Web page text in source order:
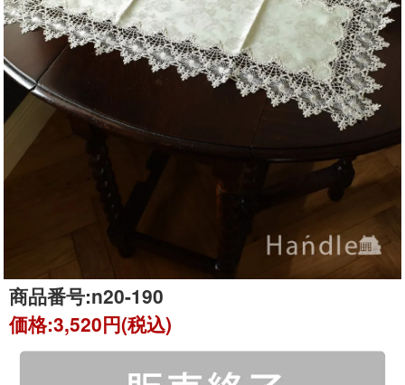
商品番号:n20-190
価格:3,520円(税込)